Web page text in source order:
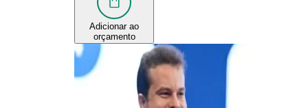
Adicionar ao
orçamento